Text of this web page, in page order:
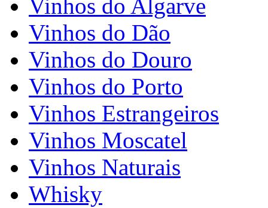
Vinhos do Algarve
Vinhos do Dão
Vinhos do Douro
Vinhos do Porto
Vinhos Estrangeiros
Vinhos Moscatel
Vinhos Naturais
Whisky